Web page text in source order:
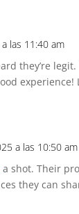
las 11:40 am
they’re
experience!
a las 10:50 am
a shot. Their
they can